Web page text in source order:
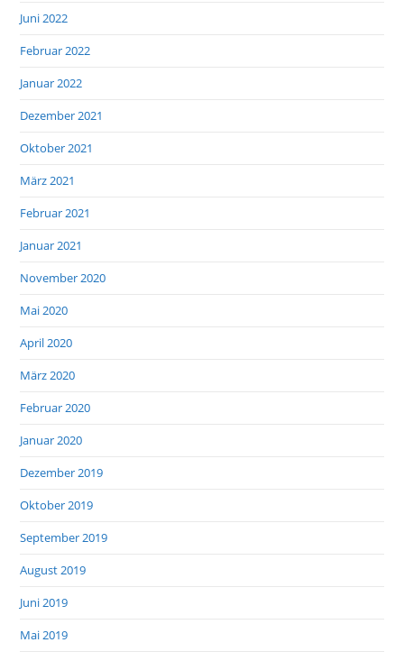
Juni 2022
Februar 2022
Januar 2022
Dezember 2021
Oktober 2021
März 2021
Februar 2021
Januar 2021
November 2020
Mai 2020
April 2020
März 2020
Februar 2020
Januar 2020
Dezember 2019
Oktober 2019
September 2019
August 2019
Juni 2019
Mai 2019